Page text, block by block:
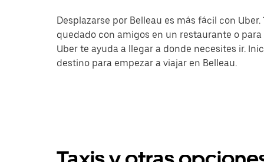
Desplazarse por Belleau es más fácil con
quedado con amigos en un restaurante o
Uber te ayuda a llegar a donde necesites ir.
destino para empezar a viajar en Belleau.